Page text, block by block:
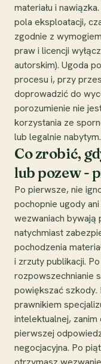
materiału i
pola eksploatacji,
zgodnie z
praw i licencji
autorskim). Ugoda
procesu i, przy
doprowadzić do
porozumienie nie
korzystania ze
lub legalnie nabytym.
Co zrobić,
lub pozew -
Po pierwsze, nie
pochopnie ugody
wezwaniach bywają
natychmiast
pochodzenia
i zrzuty publikacji.
rozpowszechnianie
powiększać szkody.
prawnikiem
intelektualnej,
pierwszej
negocjacyjna. Po